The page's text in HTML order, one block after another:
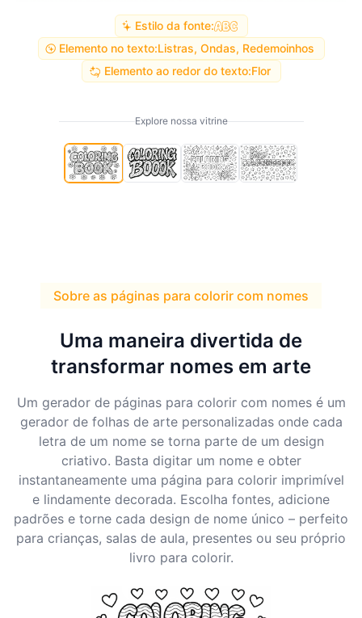
Estilo da fonte:
Elemento no texto:Listras, Ondas, Redemoinhos
Elemento ao redor do texto:Flor
Explore nossa vitrine
Sobre as páginas para colorir com nomes
Uma maneira divertida de
transformar nomes em arte
Um gerador de páginas para colorir com nomes é um
gerador de folhas de arte personalizadas onde cada
letra de um nome se torna parte de um design
criativo. Basta digitar um nome e obter
instantaneamente uma página para colorir imprimível
e lindamente decorada. Escolha fontes, adicione
padrões e torne cada design de nome único – perfeito
para crianças, salas de aula, presentes ou seu próprio
livro para colorir.